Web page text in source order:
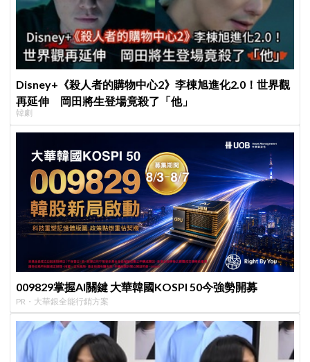
Disney+《殺人者的購物中心2》李棟旭進化2.0！世界觀
再延伸 岡田將生登場竟殺了「他」
韓劇
009829掌握AI關鍵 大華韓國KOSPI 50今強勢開募
PR・大華銀全能行銷方案